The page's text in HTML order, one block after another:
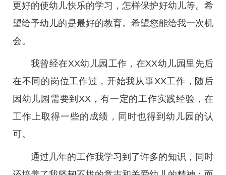
更好的使幼儿快乐的学习，怎样保护好幼儿等。希
望给予幼儿的是最好的教育。希望您能给我一次机
会。
我曾经在XX幼儿园工作，在XX幼儿园里先后
在不同的岗位工作过，开始我从事XX工作，随后
因幼儿园需要到XX，有一定的工作实践经验，在
工作上取得一些的成绩，同时也得到幼儿园的认
可。
通过几年的工作我学习到了许多的知识，同时